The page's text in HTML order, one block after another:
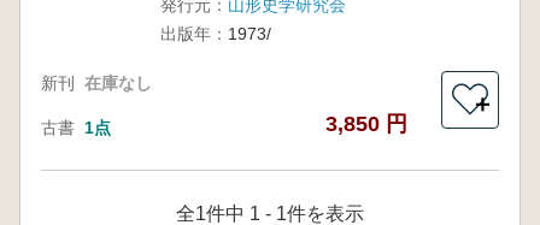
発行元： 山形史学研究会
出版年： 1973/
新刊 在庫なし
古書 1点 3,850 円
＋
全1件中 1 - 1件を表示